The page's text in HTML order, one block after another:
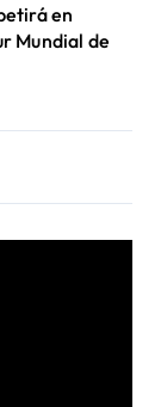
en
Mundial de